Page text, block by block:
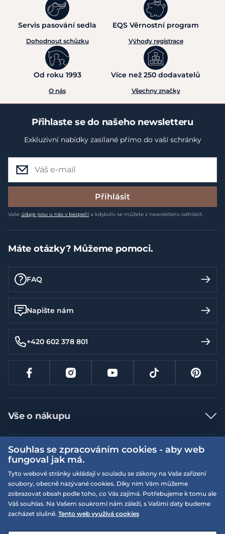
Servis pasování sedla
Dohodnout schůzku
EQS Věrnostní program
Výhody registrace
Od roku 1993
O nás
Více než 250 dodavatelů
Všechny značky
Přihlaste se do našeho newsletteru
Exkluzivní nabídky zasílané přímo do vaší schránky
Přihlásit
Vaše údaje jsou u nás v bezpečí a kdykoliv se můžete z newsletteru odhlásit.
Máte otázky? Můžeme pomoci.
FAQ
Napište nám
+420 602 378 801
Vše o nákupu
Jak nakupovat
Nejčastější dotazy
Doprava a platba
Vrácení a výměna zboží
Reklamace
Velikostní tabulky
Více informací
Obchodní podmínky
Podmínky EQS věrnostního klubu
On-line katalogy
Naše prodejny
EQS Rudná
E-shop vytvořila a technicky zajišťujeSIMPLIA.cz
Souhlas se zpracováním cookies - aby web
fungoval jak má.
Tyto webové stránky ukládají v souladu se zákony na Vaše zařízení
soubory, obecně nazývané cookies. Díky nim Vám můžeme
zobrazovat obsah podle toho, co Vás zajímá. Potřebujeme k tomu ale
Váš souhlas. Na Vašem soukromí nám záleží, s Vašimi daty budeme
zacházet slušně. Tento web využívá cookies